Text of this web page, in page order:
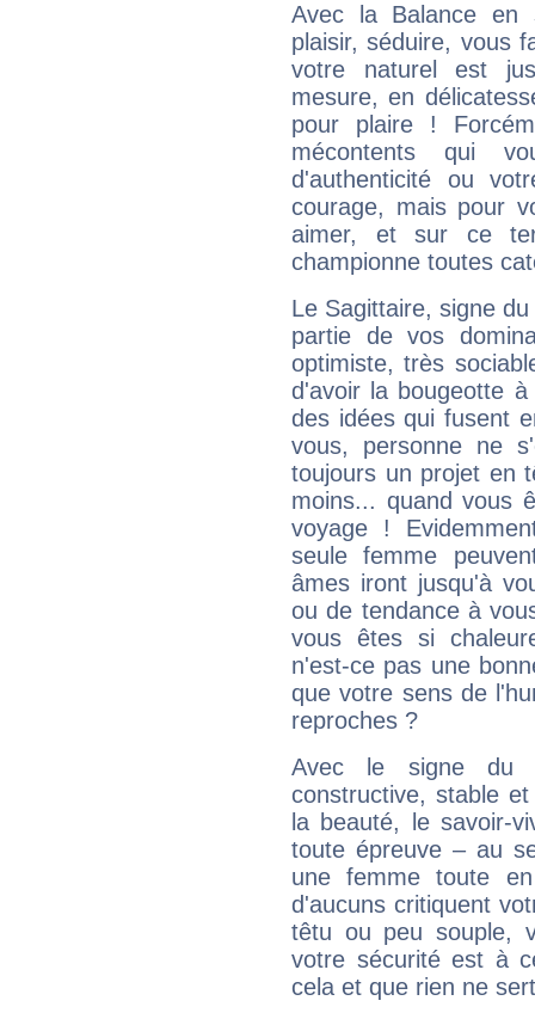
Avec la Balance en
plaisir, séduire, vous
votre naturel est
mesure, en
pour plaire !
mécontents qui
d'authenticité ou
courage, mais pour
aimer, et sur ce
championne toutes
Le Sagittaire, signe
partie de vos
optimiste, très
d'avoir la bougeotte
des idées qui fusent
vous, personne ne
toujours un projet en
moins... quand vous
voyage !
seule femme
âmes iront jusqu'à
ou de tendance à
vous êtes si
n'est-ce pas une
que votre sens de
reproches ?
Avec le signe du
constructive, stable
la beauté, le savoir-
toute épreuve – au
une femme toute
d'aucuns critiquent
têtu ou peu souple,
votre sécurité est à
cela et que rien ne